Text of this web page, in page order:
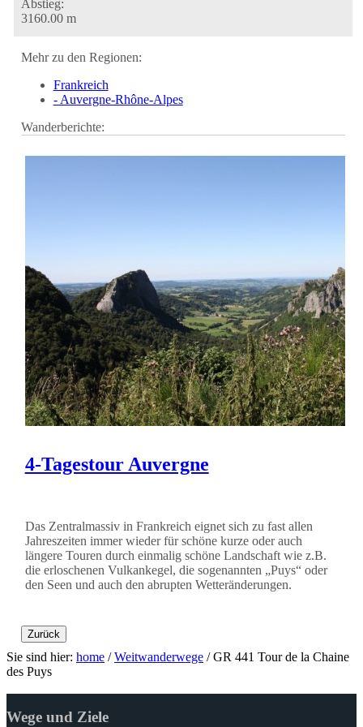
Abstieg:
3160.00 m
Mehr zu den Regionen:
Frankreich
- Auvergne-Rhône-Alpes
Wanderberichte:
4-Tagestour Auvergne
Das Zentralmassiv in Frankreich eignet sich zu fast allen
Jahreszeiten immer wieder für schöne kurze oder auch
längere Touren durch einmalig schöne Landschaft wie z.B.
die erloschenen Vulkankegel, die sogenannten „Puys“ oder
den Seen und auch den abrupten Wetteränderungen.
Zurück
Sie sind hier: home /Weitwanderwege /GR 441 Tour de la Chaine
des Puys
Wege und Ziele